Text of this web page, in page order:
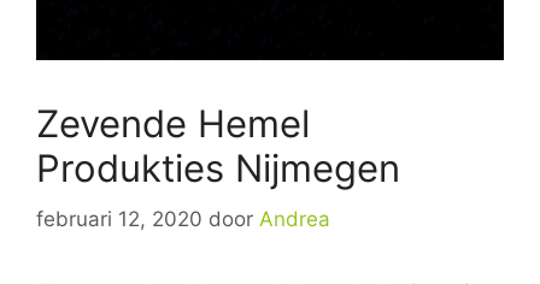
Zevende Hemel
Produkties Nijmegen
februari 12, 2020 door Andrea